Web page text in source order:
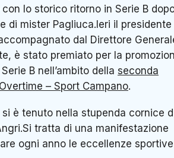
lo storico ritorno in Serie B
di mister Pagliuca.Ieri il presidente
dal Direttore
è stato premiato per la
B nell’ambito della seconda
– Sport Campano.
si è tenuto nella stupenda cornice
tratta di una manifestazione
ogni anno le eccellenze sportive